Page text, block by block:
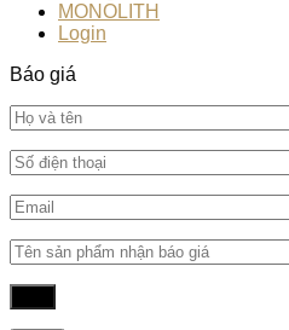
MONOLITH
Login
Báo giá